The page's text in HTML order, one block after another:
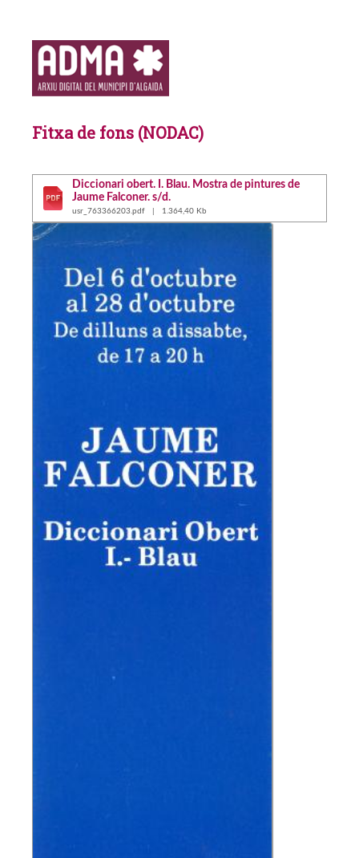
Fitxa de fons (NODAC)
Diccionari obert. I. Blau. Mostra de pintures de
Jaume Falconer. s/d.
usr_763366203.pdf | 1.364,40 Kb